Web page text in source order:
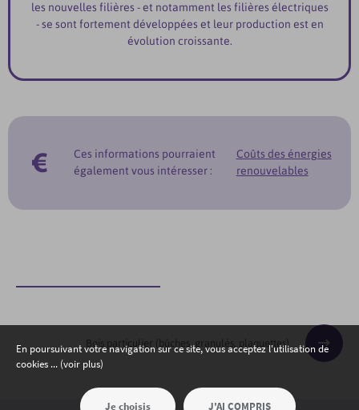
les nouvelles filières - et notamment les filières électriques
- se sont fortement développées et leur production est en
évolution croissante.
Ces informations pourraient
également vous intéresser :
Coûts des énergies
renouvelables
Bois particulier (bûches, granulés, plaquettes)
En poursuivant votre navigation sur ce site, vous acceptez l'utilisation de
cookies ... (voir plus)
Je choisis J'AI COMPRIS